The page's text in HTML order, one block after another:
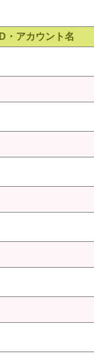
ID・アカウント名